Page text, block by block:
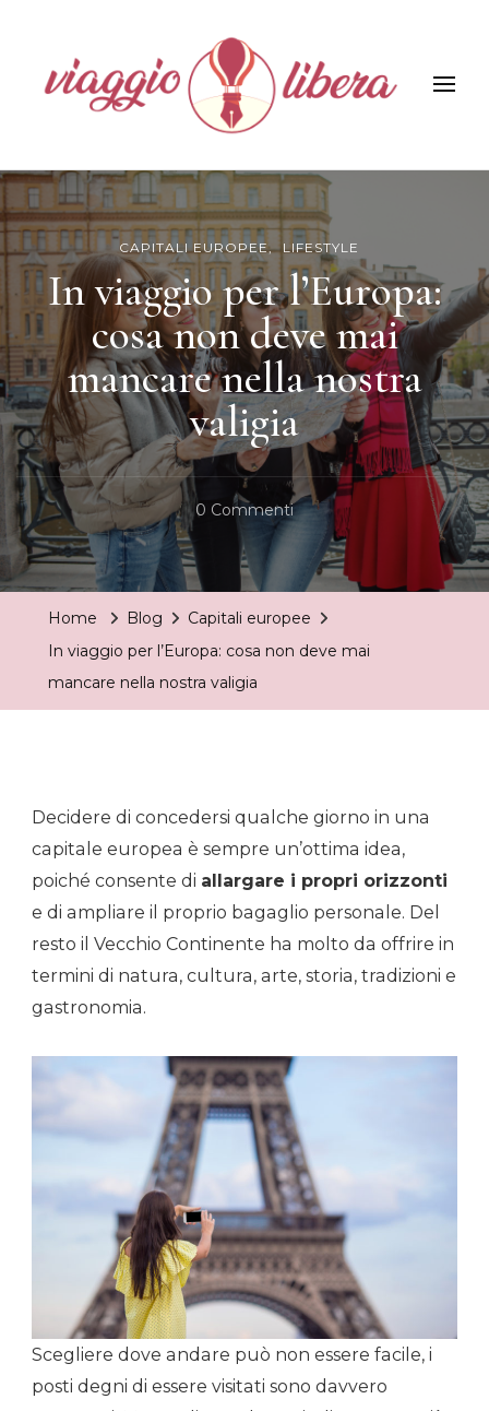
Viaggiolibera
CAPITALI EUROPEE LIFESTYLE
In viaggio per l’Europa:
cosa non deve mai
mancare nella nostra
valigia
0 CommentiSu
Viaggio
Nella
Nostra
Valigia
Home Blog
Capitali europee
In viaggio per l’Europa: cosa non deve mai
mancare nella nostra valigia
Decidere di concedersi qualche giorno in una
capitale europea è sempre un’ottima idea,
poiché consente di allargare i propri orizzonti
e di ampliare il proprio bagaglio personale. Del
resto il Vecchio Continente ha molto da offrire in
termini di natura, cultura, arte, storia, tradizioni e
gastronomia.
Scegliere dove andare può non essere facile, i
posti degni di essere visitati sono davvero